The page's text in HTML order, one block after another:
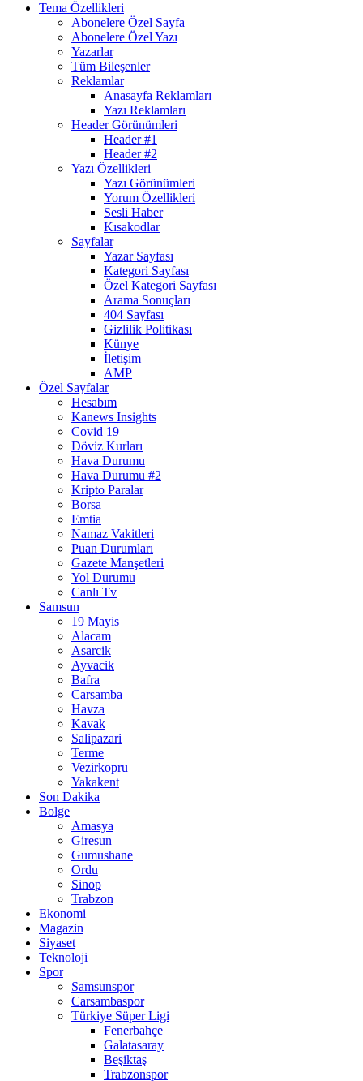
Tema Özellikleri
Abonelere Özel Sayfa
Abonelere Özel Yazı
Yazarlar
Tüm Bileşenler
Reklamlar
Anasayfa Reklamları
Yazı Reklamları
Header Görünümleri
Header #1
Header #2
Yazı Özellikleri
Yazı Görünümleri
Yorum Özellikleri
Sesli Haber
Kısakodlar
Sayfalar
Yazar Sayfası
Kategori Sayfası
Özel Kategori Sayfası
Arama Sonuçları
404 Sayfası
Gizlilik Politikası
Künye
İletişim
AMP
Özel Sayfalar
Hesabım
Kanews Insights
Covid 19
Döviz Kurları
Hava Durumu
Hava Durumu #2
Kripto Paralar
Borsa
Emtia
Namaz Vakitleri
Puan Durumları
Gazete Manşetleri
Yol Durumu
Canlı Tv
Samsun
19 Mayis
Alacam
Asarcik
Ayvacik
Bafra
Carsamba
Havza
Kavak
Salipazari
Terme
Vezirkopru
Yakakent
Son Dakika
Bolge
Amasya
Giresun
Gumushane
Ordu
Sinop
Trabzon
Ekonomi
Magazin
Siyaset
Teknoloji
Spor
Samsunspor
Carsambaspor
Türkiye Süper Ligi
Fenerbahçe
Galatasaray
Beşiktaş
Trabzonspor